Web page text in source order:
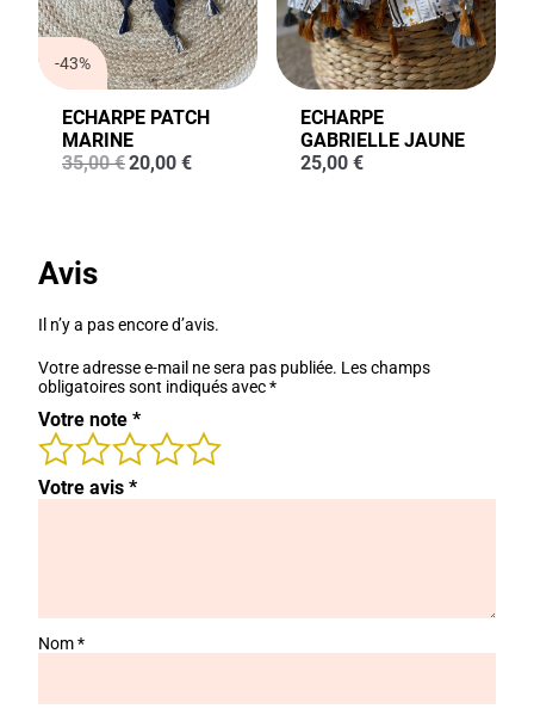
-43%
ECHARPE PATCH
MARINE
35,00€Le
20,00 €Le
ECHARPE
GABRIELLE JAUNE
25,00 €
Avis
Il n’y a pas encore d’avis.
Votre adresse e-mail ne sera pas publiée. Les champs
obligatoires sont indiqués avec*
Votre note *
Votre avis *
Nom*